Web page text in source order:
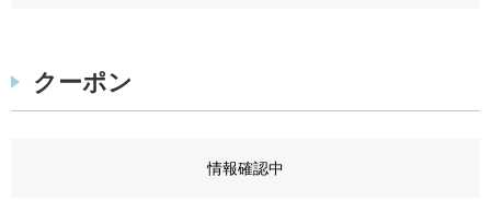
クーポン
情報確認中